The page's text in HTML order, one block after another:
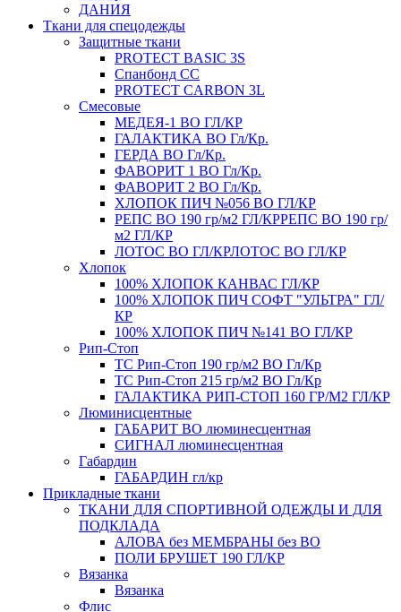
ДАНИЯ
Ткани для спецодежды
Защитные ткани
PROTECT BASIC 3S
Спанбонд СС
PROTECT CARBON 3L
Смесовые
МЕДЕЯ-1 ВО ГЛ/КР
ГАЛАКТИКА ВО Гл/Кр.
ГЕРДА ВО Гл/Кр.
ФАВОРИТ 1 ВО Гл/Кр.
ФАВОРИТ 2 ВО Гл/Кр.
ХЛОПОК ПИЧ №056 ВО ГЛ/КР
РЕПС ВО 190 гр/м2 ГЛ/КРРЕПС ВО 190 гр/
м2 ГЛ/КР
ЛОТОС ВО ГЛ/КРЛОТОС ВО ГЛ/КР
Хлопок
100% ХЛОПОК КАНВАС ГЛ/КР
100% ХЛОПОК ПИЧ СОФТ "УЛЬТРА" ГЛ/
КР
100% ХЛОПОК ПИЧ №141 ВО ГЛ/КР
Рип-Стоп
TC Рип-Стоп 190 гр/м2 ВО Гл/Кр
TC Рип-Стоп 215 гр/м2 ВО Гл/Кр
ГАЛАКТИКА РИП-СТОП 160 ГР/М2 ГЛ/КР
Люминисцентные
ГАБАРИТ ВО люминесцентная
СИГНАЛ люминесцентная
Габардин
ГАБАРДИН гл/кр
Прикладные ткани
ТКАНИ ДЛЯ СПОРТИВНОЙ ОДЕЖДЫ И ДЛЯ
ПОДКЛАДА
АЛОВА без МЕМБРАНЫ без ВО
ПОЛИ БРУШЕТ 190 ГЛ/КР
Вязанка
Вязанка
Флис